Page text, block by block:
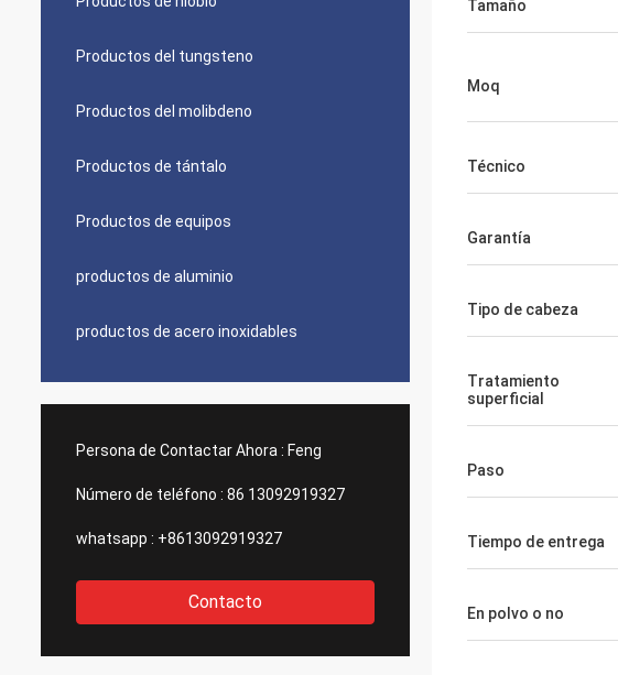
Productos del tungsteno
Productos del molibdeno
Productos de tántalo
Productos de equipos
productos de aluminio
productos de acero inoxidables
Persona de Contactar Ahora : Feng
Número de teléfono : 86 13092919327
whatsapp : +8613092919327
Contacto
Tamaño
Moq
Técnico
Garantía
Tipo de cabeza
Tratamiento
superficial
Paso
Tiempo de entrega
En polvo o no